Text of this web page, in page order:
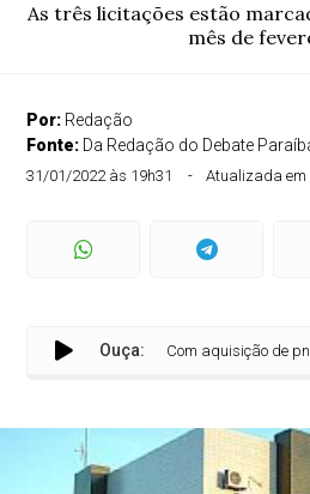
As três licitações estão
mês de
Por: Redação
Fonte: Da Redação do Debate
31/01/2022 às 19h31 Atualizada
Ouça:Com aquisição de